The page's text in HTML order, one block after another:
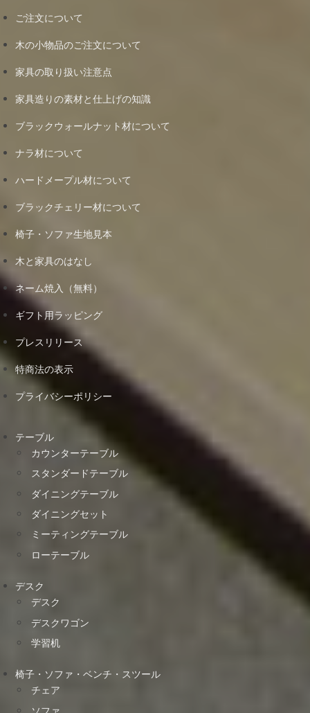
ご注文について
木の小物品のご注文について
家具の取り扱い注意点
家具造りの素材と仕上げの知識
ブラックウォールナット材について
ナラ材について
ハードメープル材について
ブラックチェリー材について
椅子・ソファ生地見本
木と家具のはなし
ネーム焼入（無料）
ギフト用ラッピング
プレスリリース
特商法の表示
プライバシーポリシー
テーブル
カウンターテーブル
スタンダードテーブル
ダイニングテーブル
ダイニングセット
ミーティングテーブル
ローテーブル
デスク
デスク
デスクワゴン
学習机
椅子・ソファ・ベンチ・スツール
チェア